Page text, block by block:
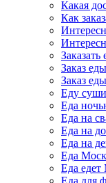
Какая
Как
Заказ
Заказ
Еду
Еда
Еда на
Еда на
Еда на
Еда
Еда едет
Еда для